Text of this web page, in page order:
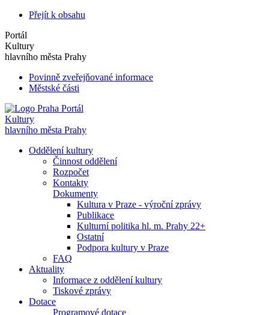
Přejít k obsahu
Portál
Kultury
hlavního města Prahy
Povinně zveřejňované informace
Městské části
Portál
Kultury
hlavního města Prahy
Oddělení kultury
Činnost oddělení
Rozpočet
Kontakty
Dokumenty
Kultura v Praze - výroční zprávy
Publikace
Kulturní politika hl. m. Prahy 22+
Ostatní
Podpora kultury v Praze
FAQ
Aktuality
Informace z oddělení kultury
Tiskové zprávy
Dotace
Programové dotace